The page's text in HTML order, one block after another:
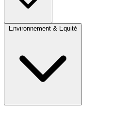
Environnement & Equité